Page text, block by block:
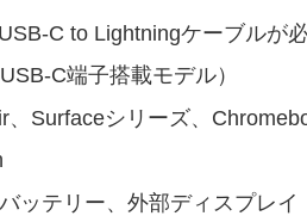
C to Lightningケーブルが必
C端子搭載モデル）
、Surfaceシリーズ、
ッテリー、外部ディスプレイ